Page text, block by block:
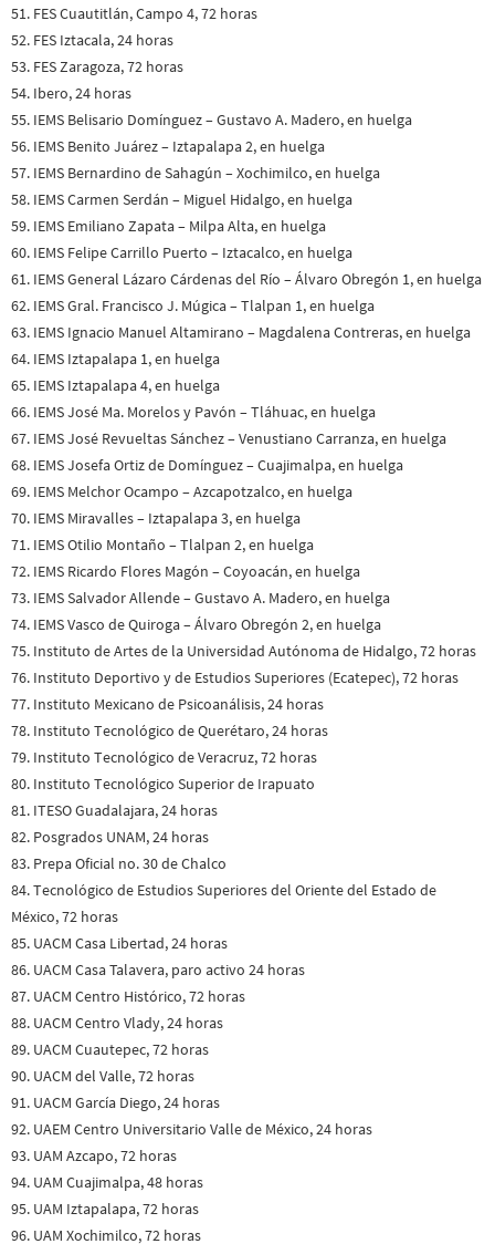
51. FES Cuautitlán, Campo 4, 72 horas
52. FES Iztacala, 24 horas
53. FES Zaragoza, 72 horas
54. Ibero, 24 horas
55. IEMS Belisario Domínguez – Gustavo A. Madero, en huelga
56. IEMS Benito Juárez – Iztapalapa 2, en huelga
57. IEMS Bernardino de Sahagún – Xochimilco, en huelga
58. IEMS Carmen Serdán – Miguel Hidalgo, en huelga
59. IEMS Emiliano Zapata – Milpa Alta, en huelga
60. IEMS Felipe Carrillo Puerto – Iztacalco, en huelga
61. IEMS General Lázaro Cárdenas del Río – Álvaro Obregón 1, en huelga
62. IEMS Gral. Francisco J. Múgica – Tlalpan 1, en huelga
63. IEMS Ignacio Manuel Altamirano – Magdalena Contreras, en huelga
64. IEMS Iztapalapa 1, en huelga
65. IEMS Iztapalapa 4, en huelga
66. IEMS José Ma. Morelos y Pavón – Tláhuac, en huelga
67. IEMS José Revueltas Sánchez – Venustiano Carranza, en huelga
68. IEMS Josefa Ortiz de Domínguez – Cuajimalpa, en huelga
69. IEMS Melchor Ocampo – Azcapotzalco, en huelga
70. IEMS Miravalles – Iztapalapa 3, en huelga
71. IEMS Otilio Montaño – Tlalpan 2, en huelga
72. IEMS Ricardo Flores Magón – Coyoacán, en huelga
73. IEMS Salvador Allende – Gustavo A. Madero, en huelga
74. IEMS Vasco de Quiroga – Álvaro Obregón 2, en huelga
75. Instituto de Artes de la Universidad Autónoma de Hidalgo, 72 horas
76. Instituto Deportivo y de Estudios Superiores (Ecatepec), 72 horas
77. Instituto Mexicano de Psicoanálisis, 24 horas
78. Instituto Tecnológico de Querétaro, 24 horas
79. Instituto Tecnológico de Veracruz, 72 horas
80. Instituto Tecnológico Superior de Irapuato
81. ITESO Guadalajara, 24 horas
82. Posgrados UNAM, 24 horas
83. Prepa Oficial no. 30 de Chalco
84. Tecnológico de Estudios Superiores del Oriente del Estado de
México, 72 horas
85. UACM Casa Libertad, 24 horas
86. UACM Casa Talavera, paro activo 24 horas
87. UACM Centro Histórico, 72 horas
88. UACM Centro Vlady, 24 horas
89. UACM Cuautepec, 72 horas
90. UACM del Valle, 72 horas
91. UACM García Diego, 24 horas
92. UAEM Centro Universitario Valle de México, 24 horas
93. UAM Azcapo, 72 horas
94. UAM Cuajimalpa, 48 horas
95. UAM Iztapalapa, 72 horas
96. UAM Xochimilco, 72 horas